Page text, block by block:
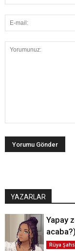
YAZARLAR
Yapay
acaba?)
Rüya